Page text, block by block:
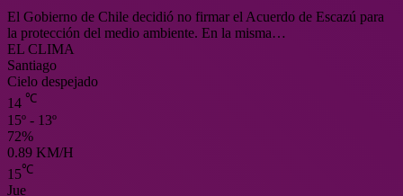
El Gobierno de Chile decidió no firmar el Acuerdo de Escazú para
la protección del medio ambiente. En la misma…
EL CLIMA
Santiago
Cielo despejado
14 ℃
15º - 13º
72%
0.89 KM/H
15℃
Jue